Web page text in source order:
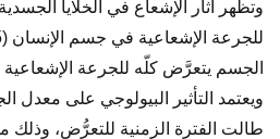
وتظهر آثار الإشعاع في الخلايا
الجسم يتعرَّض كلّه للجرعة
ويعتمد التأثير البيولوجي على معدل
طالت الفترة الزمنية للتعرُّض، وذلك